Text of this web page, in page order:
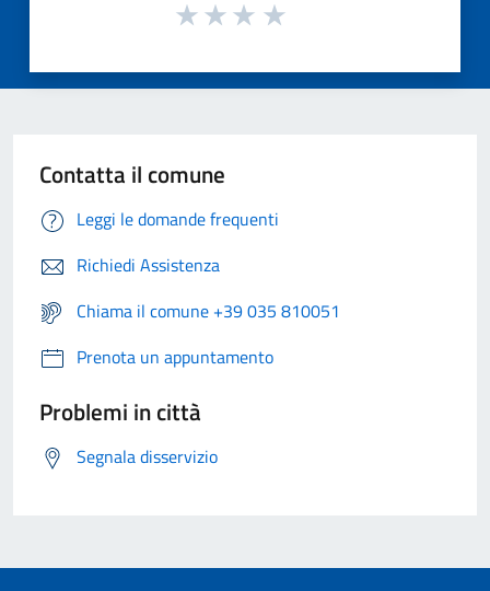
Contatta il comune
Leggi le domande frequenti
Richiedi Assistenza
Chiama il comune +39 035 810051
Prenota un appuntamento
Problemi in città
Segnala disservizio